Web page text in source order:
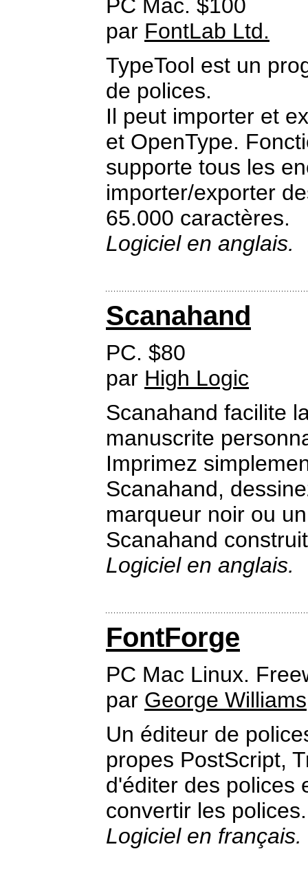
PC Mac. $100
par FontLab Ltd.
TypeTool est un
de polices.
Il peut importer et
et OpenType.
supporte tous les
importer/exporter
65.000 caractères.
Logiciel en anglais.
Scanahand
PC. $80
par High Logic
Scanahand facilite
manuscrite
Imprimez
Scanahand,
marqueur noir ou
Scanahand
Logiciel en anglais.
FontForge
PC Mac Linux.
par George Williams
Un éditeur de
propes PostScript,
d'éditer des polices
convertir les polices.
Logiciel en français.